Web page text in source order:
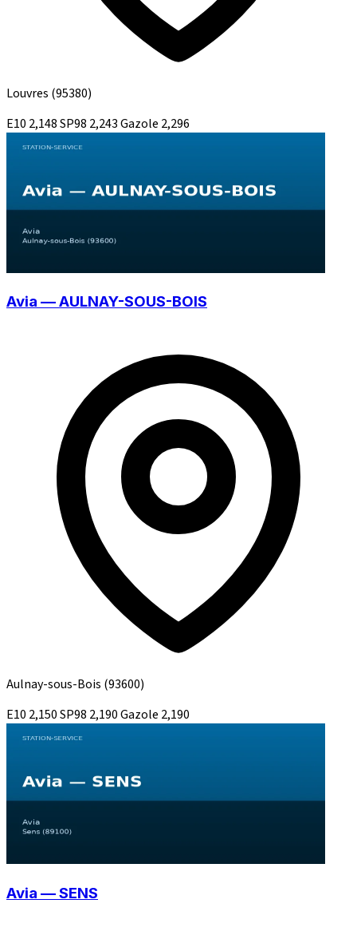
Louvres (95380)
E10 2,148SP98 2,243Gazole 2,296
Avia — AULNAY-SOUS-BOIS
Aulnay-sous-Bois (93600)
E10 2,150SP98 2,190Gazole 2,190
Avia — SENS